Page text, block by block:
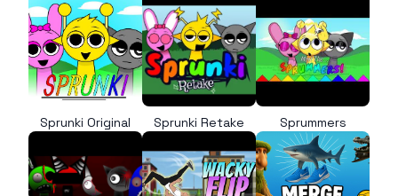
Sprunki Original Sprunki Retake Sprummers